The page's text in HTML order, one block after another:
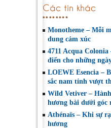
Các tin khác
Monotheme – Mỗi
dung cảm xúc
4711 Acqua
điển cho những
LOEWE Esencia –
sắc nam tính vượt
Wild Vetiver –
hương bài dưới góc
Athénaïs – Khi sự
hương